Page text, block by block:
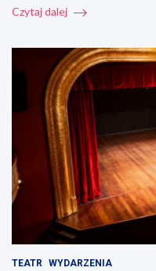
Czytaj dalej
TEATR WYDARZENIA